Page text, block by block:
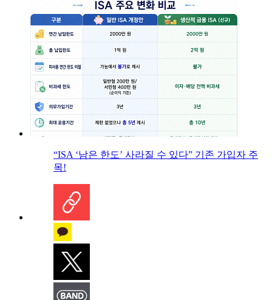
“ISA ‘남은 한도’ 사라질 수 있다” 기존 가입자 주
목!